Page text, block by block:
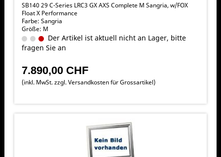
SB140 29 C-Series LRC3 GX AXS Complete M Sangria, w/FOX
Float X Performance
Farbe: Sangria
Größe: M
Der Artikel ist aktuell nicht an Lager, bitte
fragen Sie an
7.890,00 CHF
(inkl. MwSt. zzgl.Versandkosten für Grossartikel)